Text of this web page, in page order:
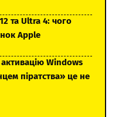
та Ultra 4: чого
Apple
Windows
піратства» це не